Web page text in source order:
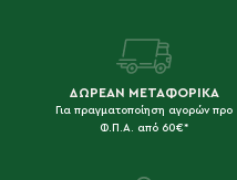
ΔΩΡΕΑΝ ΜΕΤΑΦΟΡΙΚΑ
Για πραγματοποίηση αγορών προ
Φ.Π.Α. από 60€*